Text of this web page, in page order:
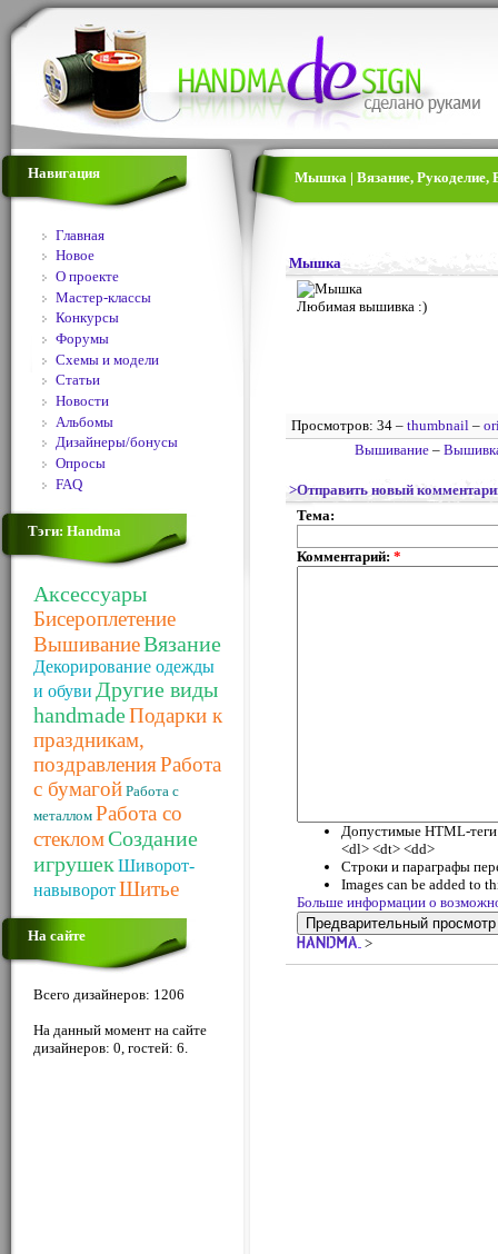
Навигация
Главная
Новое
О проекте
Мастер-классы
Конкурсы
Форумы
Схемы и модели
Статьи
Новости
Альбомы
Дизайнеры/бонусы
Опросы
FAQ
Тэги: Handma
Аксессуары
Бисероплетение
ВышиваниеВязание
Декорирование одежды
и обуви Другие виды
handmadeПодарки к
праздникам,
поздравленияРабота
с бумагой Работа с
металлом Работа со
стекломСоздание
игрушек Шиворот-
навыворотШитье
На сайте
Всего дизайнеров: 1206
На данный момент на сайте
дизайнеров: 0, гостей: 6.
Мышка | Вязание, Рукоделие,
Мышка
Любимая вышивка :)
Просмотров: 34 – thumbnail –
Вышивание –
>Отправить новый
Тема:
Комментарий: *
Допустимые HTML-
<dl> <dt> <dd>
Строки и параграфы
Images can be added to
Больше информации о
>